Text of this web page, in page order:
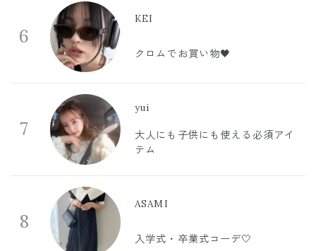
6
KEI
クロムでお買い物🖤
7
yui
大人にも子供にも使える必須アイ
テム
8
ASAMI
入学式・卒業式コーデ🤍